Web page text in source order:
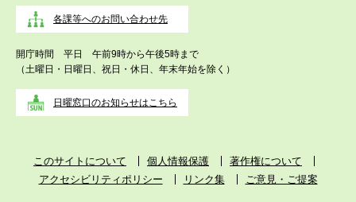
各課等へのお問い合わせ先
開庁時間 平日 午前9時から午後5時まで
（土曜日・日曜日、祝日・休日、年末年始を除く）
日曜窓口のお知らせはこちら
このサイトについて 個人情報保護
著作権について
アクセシビリティポリシー
リンク集 ご意見・ご提案